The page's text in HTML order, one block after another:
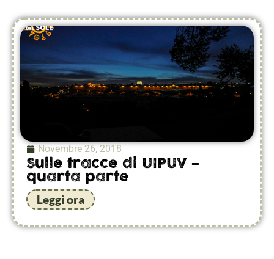
Novembre 26, 2018
Sulle tracce di UIPUV –
quarta parte
Leggi ora